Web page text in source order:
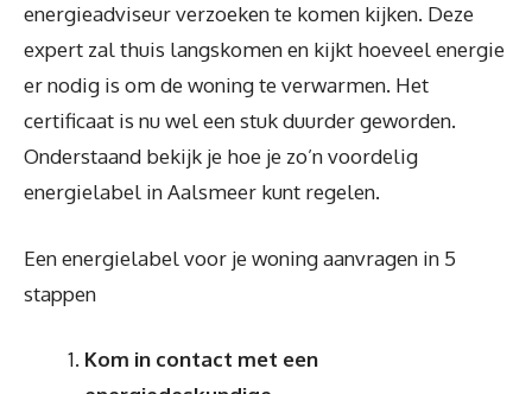
energieadviseur verzoeken te komen kijken. Deze
expert zal thuis langskomen en kijkt hoeveel energie
er nodig is om de woning te verwarmen. Het
certificaat is nu wel een stuk duurder geworden.
Onderstaand bekijk je hoe je zo’n voordelig
energielabel in Aalsmeer kunt regelen.
Een energielabel voor je woning aanvragen in 5
stappen
Kom in contact met een